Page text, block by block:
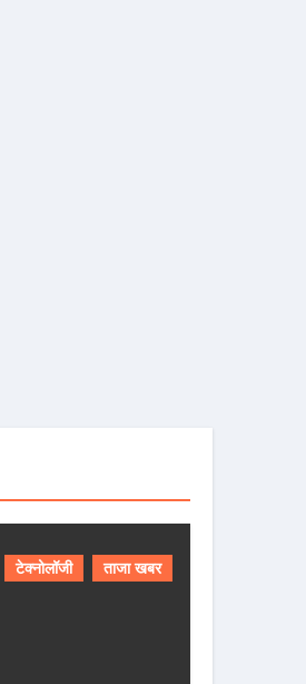
टेक्नोलॉजी
ताजा खबर